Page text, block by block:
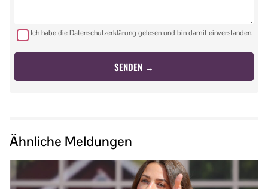
Ich habe die Datenschutzerklärung gelesen und bin damit einverstanden.
Ähnliche Meldungen